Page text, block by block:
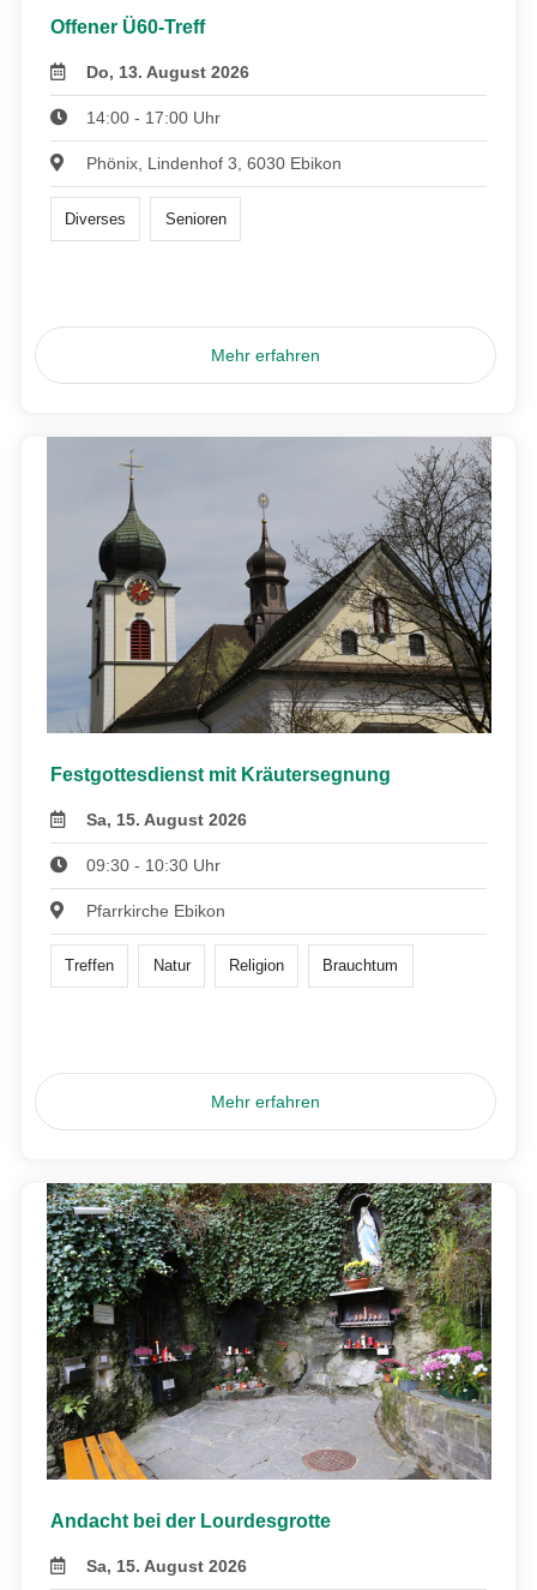
Offener Ü60-Treff
Do, 13. August 2026
14:00 - 17:00 Uhr
Phönix, Lindenhof 3, 6030 Ebikon
Diverses Senioren
Mehr erfahren
Festgottesdienst mit Kräutersegnung
Sa, 15. August 2026
09:30 - 10:30 Uhr
Pfarrkirche Ebikon
Treffen Natur Religion Brauchtum
Mehr erfahren
Andacht bei der Lourdesgrotte
Sa, 15. August 2026